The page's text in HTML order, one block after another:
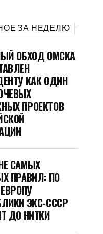
ЗА НЕДЕЛЮ
ОБХОД ОМСКА
КАК ОДИН
ПРОЕКТОВ
САМЫХ
ПРАВИЛ: ПО
ЭКС-СССР
ДО НИТКИ